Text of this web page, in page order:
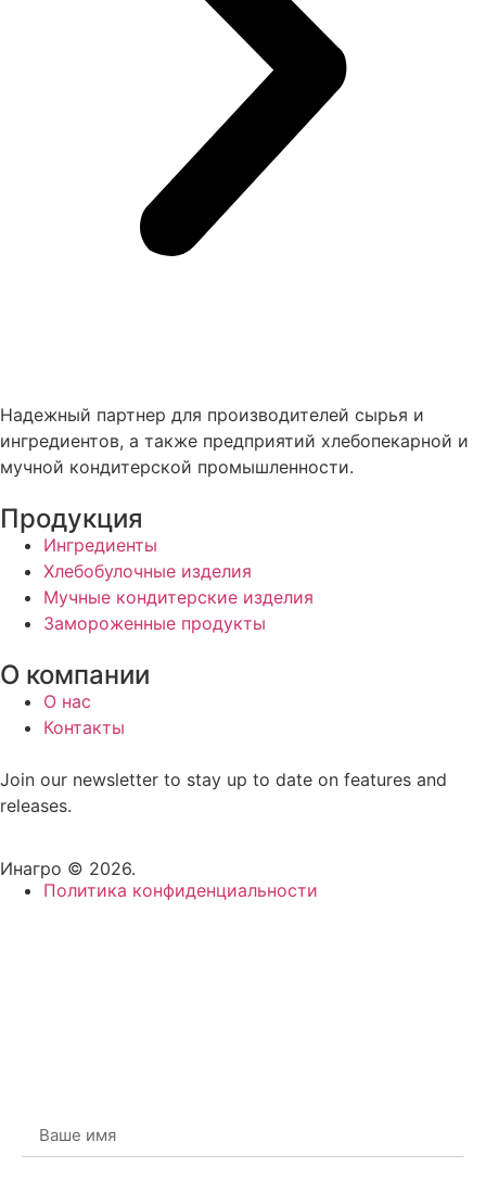
Надежный партнер для производителей сырья и
ингредиентов, а также предприятий хлебопекарной и
мучной кондитерской промышленности.
Продукция
Ингредиенты
Хлебобулочные изделия
Мучные кондитерские изделия
Замороженные продукты
О компании
О нас
Контакты
Join our newsletter to stay up to date on features and
releases.
Инагро © 2026.
Политика конфиденциальности